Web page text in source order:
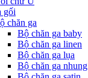
gối
chăn ga
Bộ chăn ga baby
Bộ chăn ga linen
Bộ chăn ga lụa
Bộ chăn ga nhung